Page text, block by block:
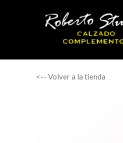
<-- Volver a la tienda